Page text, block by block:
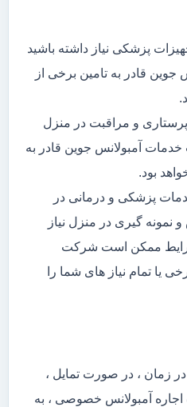
پزشکی نیاز داشته باشید
قادر به تامین برخی از
و مراقبت در منزل
خدمات آمبولانس جوین قادر به
بود.
پزشکی و درمانی در
نمونه گیری در منزل نیاز
شرایط ممکن است شرکت
یا تمام نیاز های شما را
زمان ، در صورت تمایل ،
آمبولانس خصوصی ، به